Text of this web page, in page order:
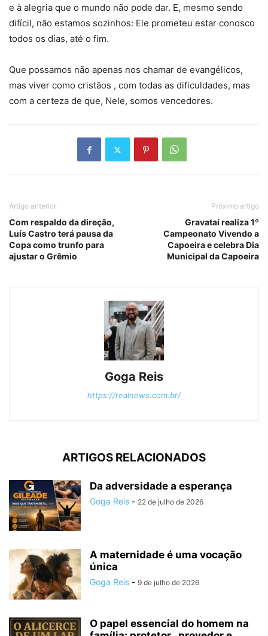
e à alegria que o mundo não pode dar. E, mesmo sendo
difícil, não estamos sozinhos: Ele prometeu estar conosco
todos os dias, até o fim.
Que possamos não apenas nos chamar de evangélicos,
mas viver como cristãos , com todas as dificuldades, mas
com a certeza de que, Nele, somos vencedores.
Artigo anterior
Com respaldo da direção,
Luís Castro terá pausa da
Copa como trunfo para
ajustar o Grêmio
Próximo artigo
Gravataí realiza 1º
Campeonato Vivendo a
Capoeira e celebra Dia
Municipal da Capoeira
Goga Reis
https://realnews.com.br/
ARTIGOS RELACIONADOS
Da adversidade a esperança
Goga Reis - 22 de julho de 2026
A maternidade é uma vocação
única
Goga Reis - 9 de julho de 2026
O papel essencial do homem na